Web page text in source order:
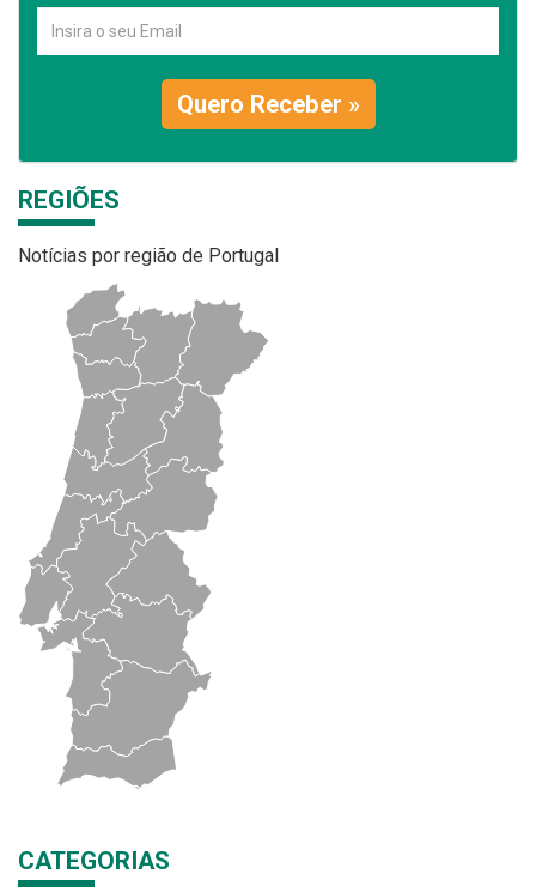
Quero Receber »
REGIÕES
Notícias por região de Portugal
CATEGORIAS